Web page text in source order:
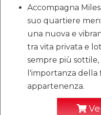
Accompagna
suo quartiere
una nuova e
tra vita privata e
sempre più sottile,
l'importanza della
appartenenza.